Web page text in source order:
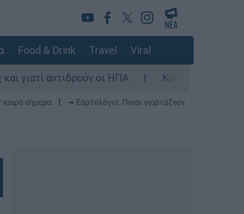
Food & Drink Travel Viral
αντιδρούν οι ΗΠΑ Κυνήγι χρόνου στα
σήμερα
➔ Εορτολόγιο: Ποιοι γιορτάζουν